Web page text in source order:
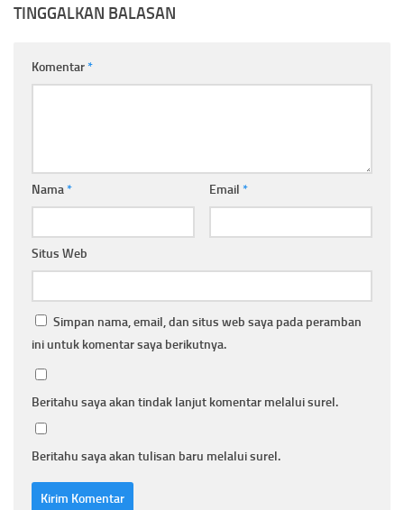
TINGGALKAN BALASAN
Komentar*
Nama* Email *
Situs Web
Simpan nama, email, dan situs web saya pada peramban
ini untuk komentar saya berikutnya.
Beritahu saya akan tindak lanjut komentar melalui surel.
Beritahu saya akan tulisan baru melalui surel.